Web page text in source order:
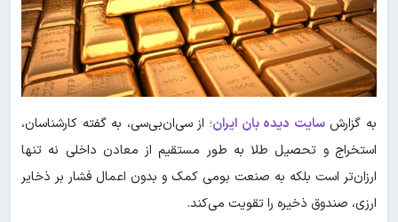
به گزارشسایت دیده بان ایران؛ از سی‌ان‌بی‌سی، به گفته کارشناسان،
استخراج و تحصیل طلا به طور مستقیم از معادن داخلی نه تنها
ارزان‌تر است بلکه به صنعت بومی کمک و بدون اعمال فشار بر ذخایر
ارزی، صندوق ذخیره را تقویت می‌کند.